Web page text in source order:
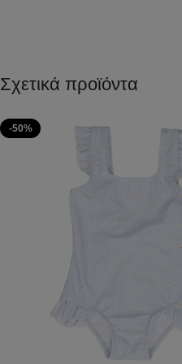
Σχετικά προϊόντα
-50%